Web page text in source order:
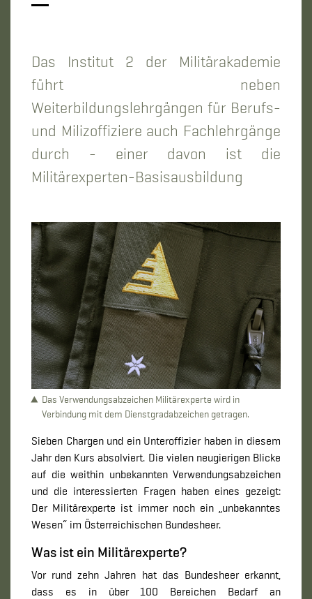
Das Institut 2 der Militärakademie
führt neben
Weiterbildungslehrgängen für Berufs-
und Milizoffiziere auch Fachlehrgänge
durch - einer davon ist die
Militärexperten-Basisausbildung
Das Verwendungsabzeichen Militärexperte wird in
Verbindung mit dem Dienstgradabzeichen getragen.
Sieben Chargen und ein Unteroffizier haben in diesem
Jahr den Kurs absolviert. Die vielen neugierigen Blicke
auf die weithin unbekannten Verwendungsabzeichen
und die interessierten Fragen haben eines gezeigt:
Der Militärexperte ist immer noch ein „unbekanntes
Wesen“ im Österreichischen Bundesheer.
Was ist ein Militärexperte?
Vor rund zehn Jahren hat das Bundesheer erkannt,
dass es in über 100 Bereichen Bedarf an